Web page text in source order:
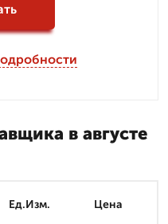
в августе
Ед.Изм. Цена